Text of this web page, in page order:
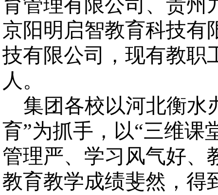
育管理有限公司、贵州
京阳明启智教育科技有
技有限公司，现有教职
人。
集团各校以河北衡水
育”为抓手，以“三维课
管理严、学习风气好、
教育教学成绩斐然，得